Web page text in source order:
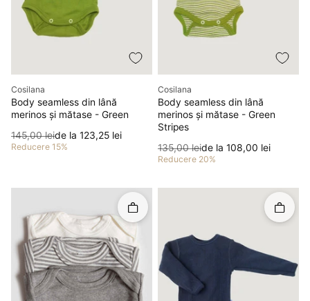
Body seamless din lână
merinos și mătase - Green
Producător
Cosilana
Preț
145,00 lei
Preț redusde la 123,25 lei
Reducere 15%
Body seamless din lână
merinos și mătase - Green
Stripes
Producător
Cosilana
Preț
135,00 lei
Preț redusde la 108,00 lei
Reducere 20%
Rapid în coș Rapid